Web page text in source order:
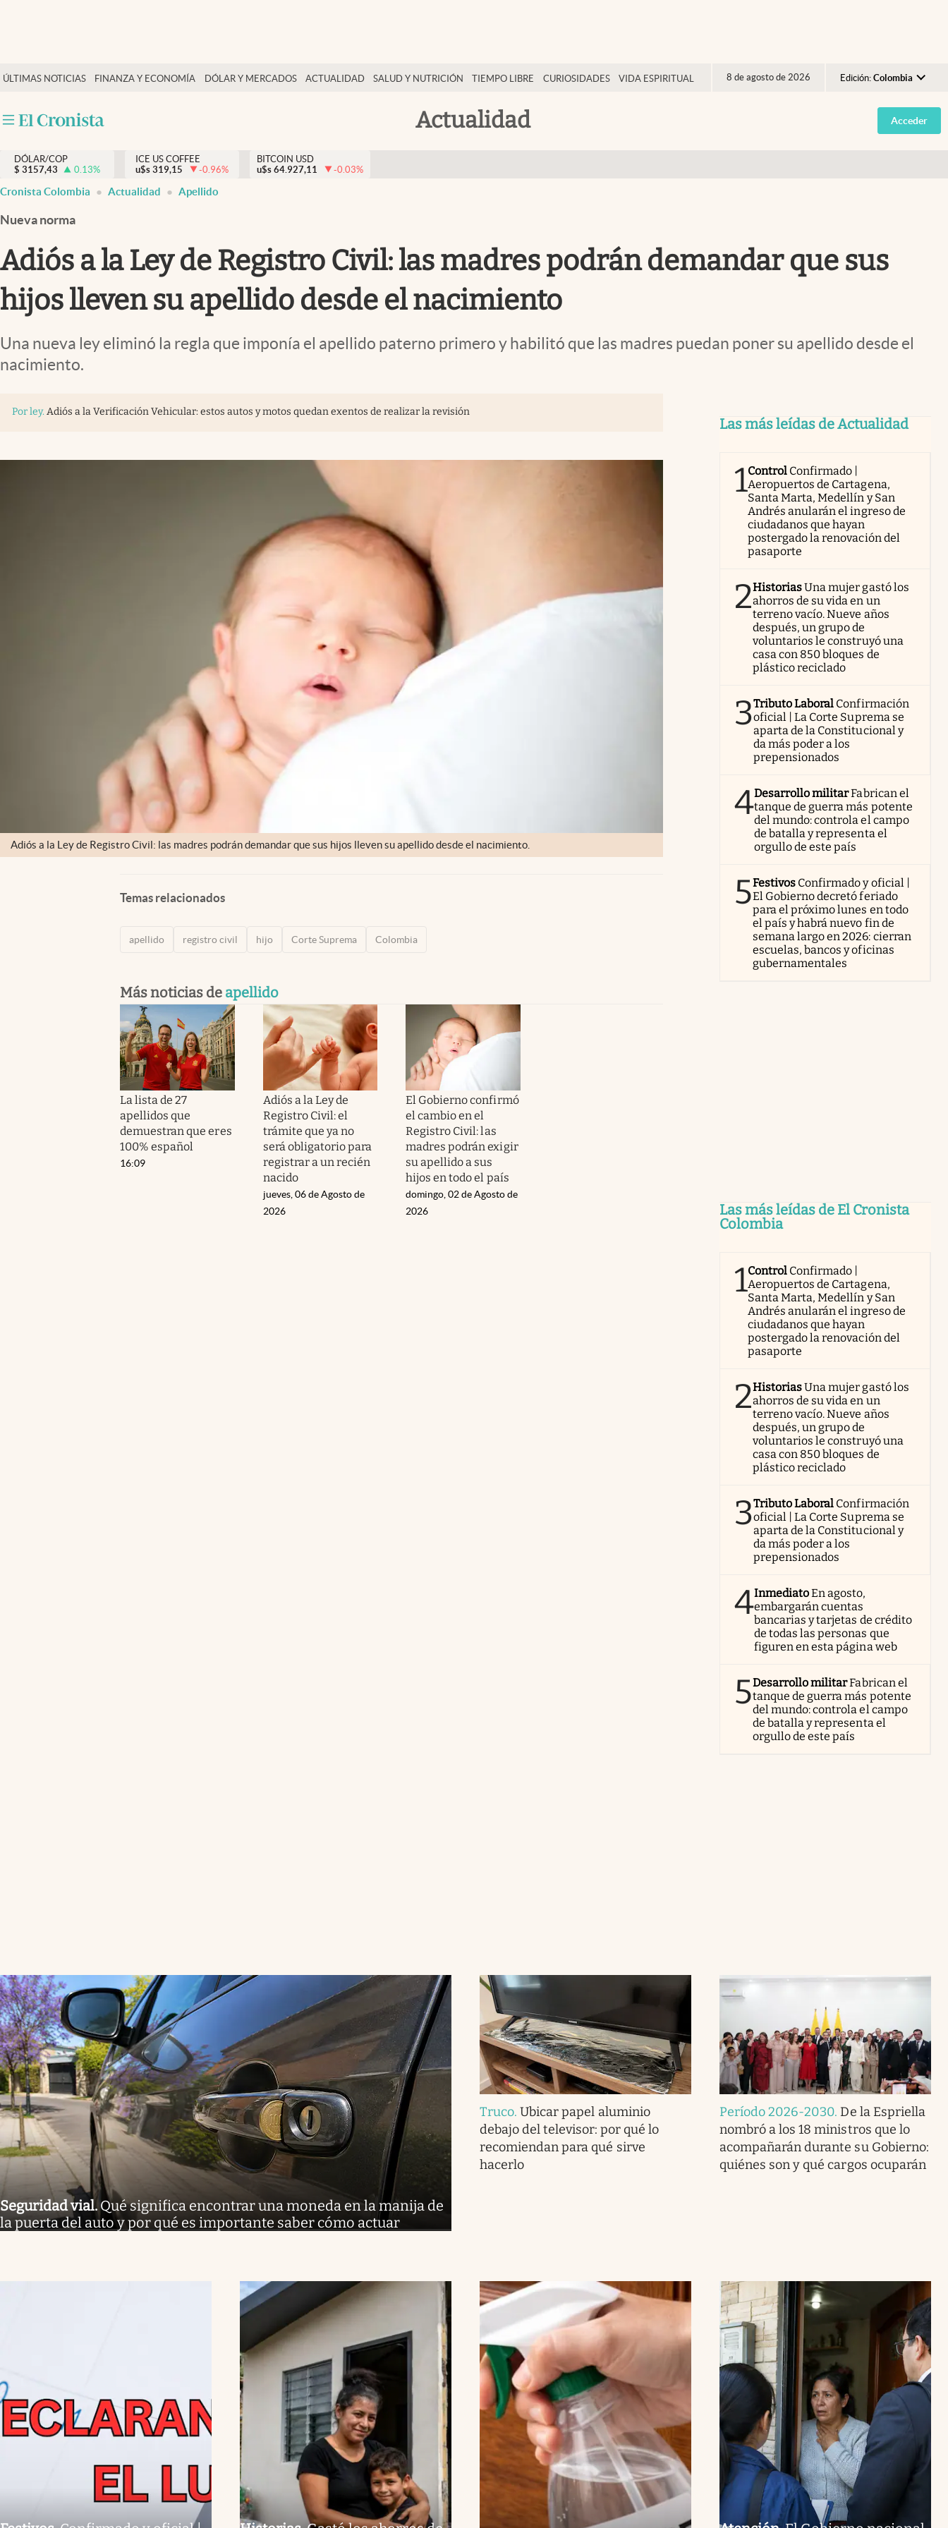
ÚLTIMAS NOTICIAS FINANZA Y ECONOMÍA DÓLAR Y MERCADOS ACTUALIDAD SALUD Y NUTRICIÓN TIEMPO LIBRE CURIOSIDADES VIDA ESPIRITUAL 8 de agosto de 2026 Edición: Colombia
Argentina
España
Actualidad
Salud y nutrición
Tiempo libre
Dólar y mercados
Curiosidades
Acceder
DÓLAR/COP
$ 3157,43 0.13%
ICE US COFFEE
u$s 319,15 -0.96%
BITCOIN USD
u$s 64.927,11 -0.03%
Cronista Colombia Actualidad Apellido
Nueva norma
Adiós a la Ley de Registro Civil: las madres podrán demandar que sus
hijos lleven su apellido desde el nacimiento
Una nueva ley eliminó la regla que imponía el apellido paterno primero y habilitó que las madres puedan poner su apellido desde el
nacimiento.
Por ley. Adiós a la Verificación Vehicular: estos autos y motos quedan exentos de realizar la revisión
Adiós a la Ley de Registro Civil: las madres podrán demandar que sus hijos lleven su apellido desde el nacimiento.
Temas relacionados
apellido registro civil hijo Corte Suprema Colombia
Más noticias de apellido
La lista de 27
apellidos que
demuestran que eres
100% español
16:09
Adiós a la Ley de
Registro Civil: el
trámite que ya no
será obligatorio para
registrar a un recién
nacido
jueves, 06 de Agosto de
2026
El Gobierno confirmó
el cambio en el
Registro Civil: las
madres podrán exigir
su apellido a sus
hijos en todo el país
domingo, 02 de Agosto de
2026
Las más leídas de Actualidad
1Control Confirmado |
Aeropuertos de Cartagena,
Santa Marta, Medellín y San
Andrés anularán el ingreso de
ciudadanos que hayan
postergado la renovación del
pasaporte
2HistoriasUna mujer gastó los
ahorros de su vida en un
terreno vacío. Nueve años
después, un grupo de
voluntarios le construyó una
casa con 850 bloques de
plástico reciclado
3Tributo Laboral Confirmación
oficial | La Corte Suprema se
aparta de la Constitucional y
da más poder a los
prepensionados
4Desarrollo militarFabrican el
tanque de guerra más potente
del mundo: controla el campo
de batalla y representa el
orgullo de este país
5Festivos Confirmado y oficial |
El Gobierno decretó feriado
para el próximo lunes en todo
el país y habrá nuevo fin de
semana largo en 2026: cierran
escuelas, bancos y oficinas
gubernamentales
Las más leídas de El Cronista
Colombia
1Control Confirmado |
Aeropuertos de Cartagena,
Santa Marta, Medellín y San
Andrés anularán el ingreso de
ciudadanos que hayan
postergado la renovación del
pasaporte
2HistoriasUna mujer gastó los
ahorros de su vida en un
terreno vacío. Nueve años
después, un grupo de
voluntarios le construyó una
casa con 850 bloques de
plástico reciclado
3Tributo Laboral Confirmación
oficial | La Corte Suprema se
aparta de la Constitucional y
da más poder a los
prepensionados
4InmediatoEn agosto,
embargarán cuentas
bancarias y tarjetas de crédito
de todas las personas que
figuren en esta página web
5Desarrollo militarFabrican el
tanque de guerra más potente
del mundo: controla el campo
de batalla y representa el
orgullo de este país
Seguridad vial. Qué significa encontrar una moneda en la manija de
la puerta del auto y por qué es importante saber cómo actuar
Truco.Ubicar papel aluminio
debajo del televisor: por qué lo
recomiendan para qué sirve
hacerlo
Período 2026-2030. De la Espriella
nombró a los 18 ministros que lo
acompañarán durante su Gobierno:
quiénes son y qué cargos ocuparán